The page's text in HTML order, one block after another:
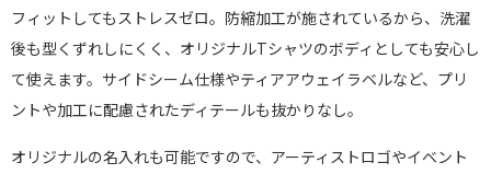
フィットしてもストレスゼロ。防縮加工が施されているから、洗濯
後も型くずれしにくく、オリジナルTシャツのボディとしても安心し
て使えます。サイドシーム仕様やティアアウェイラベルなど、プリ
ントや加工に配慮されたディテールも抜かりなし。
オリジナルの名入れも可能ですので、アーティストロゴやイベント